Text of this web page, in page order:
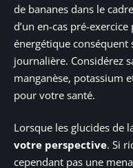
de bananes dans le
d’un en-cas pré-
énergétique
journalière. Considérez
manganèse, potassium
pour votre santé.
Lorsque les glucides de
votre perspective. Si
cependant pas une